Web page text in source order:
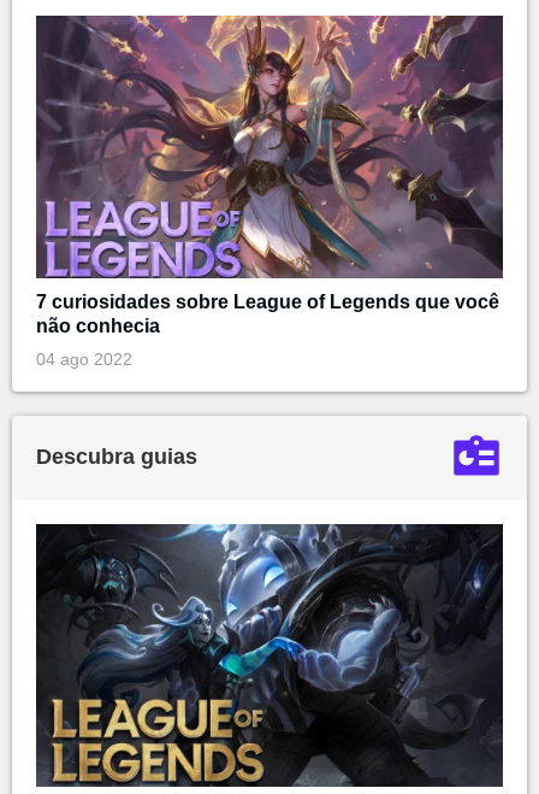
7 curiosidades sobre League of Legends que você
não conhecia
04 ago 2022
Descubra guias